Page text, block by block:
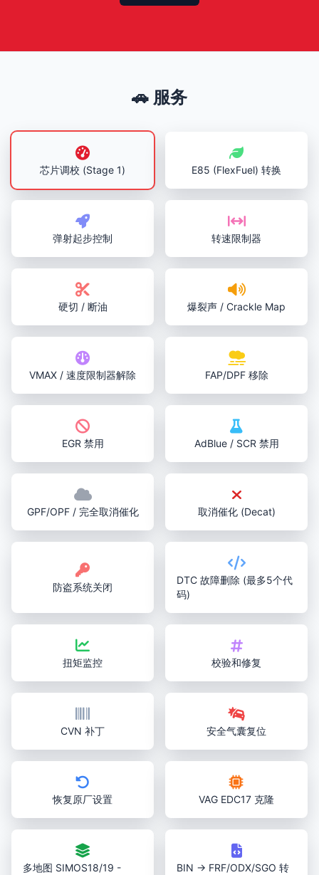
🚗 服务
芯片调校 (Stage 1) E85 (FlexFuel) 转换
弹射起步控制 转速限制器
硬切 / 断油 爆裂声 / Crackle Map
VMAX / 速度限制器解除 FAP/DPF 移除
EGR 禁用 AdBlue / SCR 禁用
GPF/OPF / 完全取消催化 取消催化 (Decat)
防盗系统关闭
DTC 故障删除 (最多5个代
码)
扭矩监控 校验和修复
CVN 补丁 安全气囊复位
恢复原厂设置 VAG EDC17 克隆
多地图 SIMOS18/19 -
BIN → FRF/ODX/SGO 转